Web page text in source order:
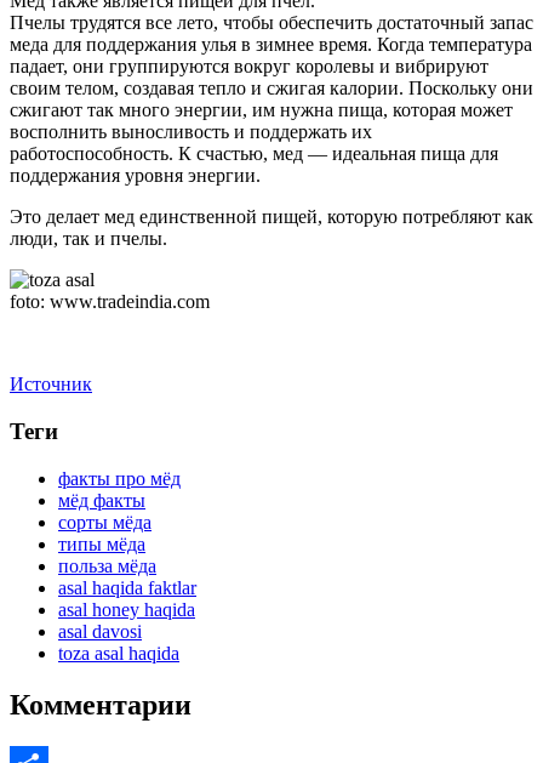
Пчелы трудятся все лето, чтобы обеспечить достаточный запас
меда для поддержания улья в зимнее время. Когда температура
падает, они группируются вокруг королевы и вибрируют
своим телом, создавая тепло и сжигая калории. Поскольку они
сжигают так много энергии, им нужна пища, которая может
восполнить выносливость и поддержать их
работоспособность. К счастью, мед — идеальная пища для
поддержания уровня энергии.
Это делает мед единственной пищей, которую потребляют как
люди, так и пчелы.
foto: www.tradeindia.com
Источник
Теги
факты про мёд
мёд факты
сорты мёда
типы мёда
польза мёда
asal haqida faktlar
asal honey haqida
asal davosi
toza asal haqida
Комментарии